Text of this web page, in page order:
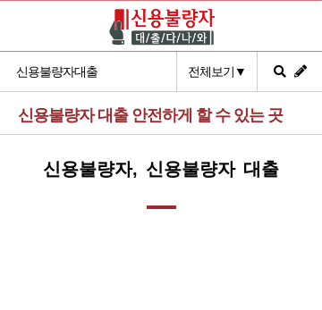
신용불량자대출 전체보기▼
신용불량자 대출 안전하게 할 수 있는 곳
신용불량자, 신용불량자 대출